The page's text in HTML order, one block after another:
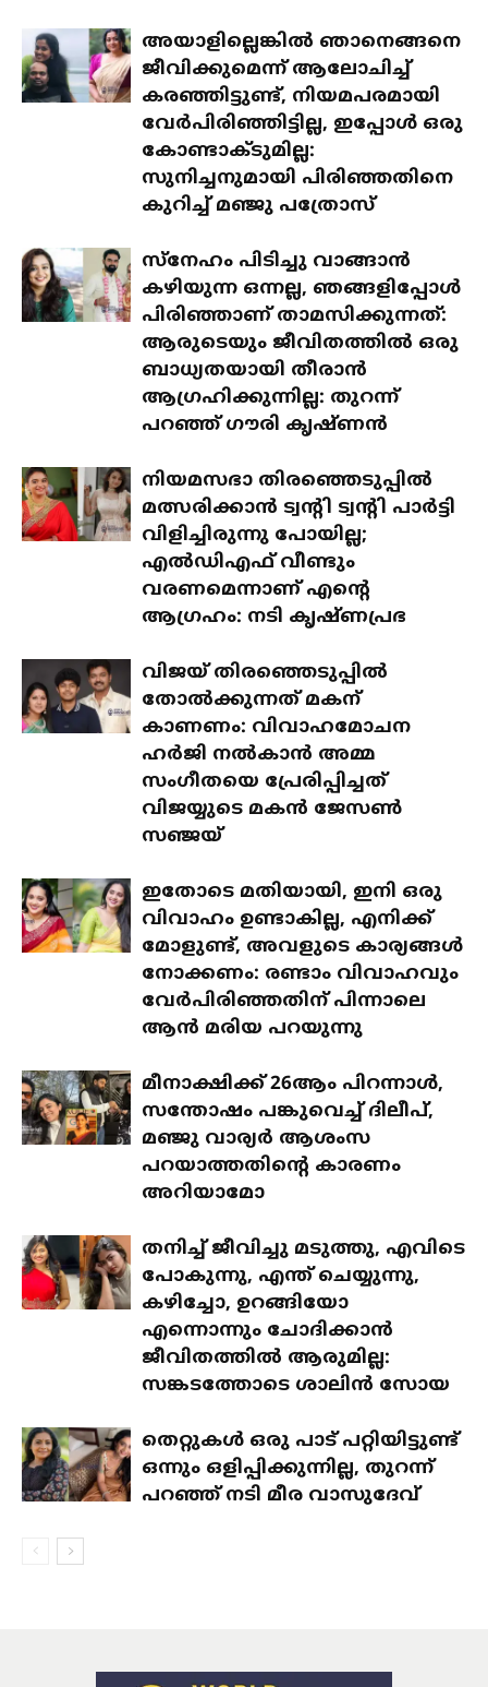
അയാളില്ലെങ്കിൽ ഞാനെങ്ങനെ
ജീവിക്കുമെന്ന് ആലോചിച്ച്
കരഞ്ഞിട്ടുണ്ട്, നിയമപരമായി
വേർപിരിഞ്ഞിട്ടില്ല, ഇപ്പോൾ ഒരു
കോണ്ടാക്ടുമില്ല:
സുനിച്ചനുമായി പിരിഞ്ഞതിനെ
കുറിച്ച് മഞ്ജു പത്രോസ്
സ്‌നേഹം പിടിച്ചു വാങ്ങാൻ
കഴിയുന്ന ഒന്നല്ല, ഞങ്ങളിപ്പോൾ
പിരിഞ്ഞാണ് താമസിക്കുന്നത്:
ആരുടെയും ജീവിതത്തിൽ ഒരു
ബാധ്യതയായി തീരാൻ
ആഗ്രഹിക്കുന്നില്ല: തുറന്ന്
പറഞ്ഞ് ഗൗരി കൃഷ്ണൻ
നിയമസഭാ തിരഞ്ഞെടുപ്പിൽ
മത്സരിക്കാൻ ട്വന്റി ട്വന്റി പാർട്ടി
വിളിച്ചിരുന്നു പോയില്ല;
എൽഡിഎഫ് വീണ്ടും
വരണമെന്നാണ് എന്റെ
ആഗ്രഹം: നടി കൃഷ്ണപ്രഭ
വിജയ് തിരഞ്ഞെടുപ്പിൽ
തോൽക്കുന്നത് മകന്
കാണണം: വിവാഹമോചന
ഹർജി നൽകാൻ അമ്മ
സംഗീതയെ പ്രേരിപ്പിച്ചത്
വിജയ്യുടെ മകൻ ജേസൺ
സഞ്ജയ്
ഇതോടെ മതിയായി, ഇനി ഒരു
വിവാഹം ഉണ്ടാകില്ല, എനിക്ക്
മോളുണ്ട്, അവളുടെ കാര്യങ്ങൾ
നോക്കണം: രണ്ടാം വിവാഹവും
വേർപിരിഞ്ഞതിന് പിന്നാലെ
ആൻ മരിയ പറയുന്നു
മീനാക്ഷിക്ക് 26ആം പിറന്നാൾ,
സന്തോഷം പങ്കുവെച്ച് ദിലീപ്,
മഞ്ജു വാര്യർ ആശംസ
പറയാത്തതിന്റെ കാരണം
അറിയാമോ
തനിച്ച് ജീവിച്ചു മടുത്തു, എവിടെ
പോകുന്നു, എന്ത് ചെയ്യുന്നു,
കഴിച്ചോ, ഉറങ്ങിയോ
എന്നൊന്നും ചോദിക്കാൻ
ജീവിതത്തിൽ ആരുമില്ല:
സങ്കടത്തോടെ ശാലിൻ സോയ
തെറ്റുകൾ ഒരു പാട് പറ്റിയിട്ടുണ്ട്
ഒന്നും ഒളിപ്പിക്കുന്നില്ല, തുറന്ന്
പറഞ്ഞ് നടി മീര വാസുദേവ്